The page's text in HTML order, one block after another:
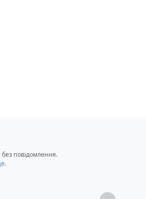
повідомлення.
.
Загрузка...